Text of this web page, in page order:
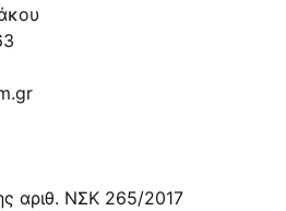
αριθ. ΝΣΚ 265/2017